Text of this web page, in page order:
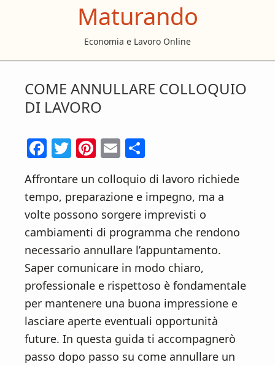
p
o
m
c
o
n
t
e
n
t
p
o
p
a
r
y
s
i
d
e
b
a
r
p
o
f
o
e
r
Maturando
Economia e Lavoro Online
COME ANNULLARE COLLOQUIO
DI LAVORO
F
e
b
o
o
k
T
itt
er
Pi
er
es
t
E
ai
l
n
di
vi
di
Affrontare un colloquio di lavoro richiede
tempo, preparazione e impegno, ma a
volte possono sorgere imprevisti o
cambiamenti di programma che rendono
necessario annullare l’appuntamento.
Saper comunicare in modo chiaro,
professionale e rispettoso è fondamentale
per mantenere una buona impressione e
lasciare aperte eventuali opportunità
future. In questa guida ti accompagnerò
passo dopo passo su come annullare un